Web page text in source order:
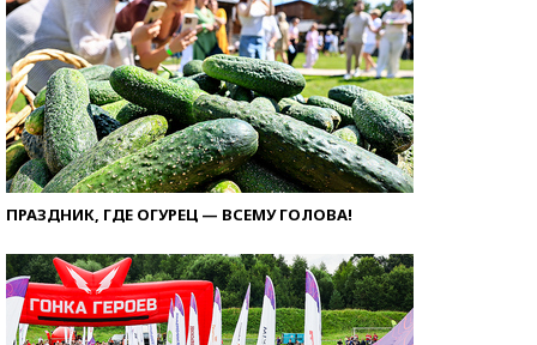
ПРАЗДНИК, ГДЕ ОГУРЕЦ — ВСЕМУ ГОЛОВА!